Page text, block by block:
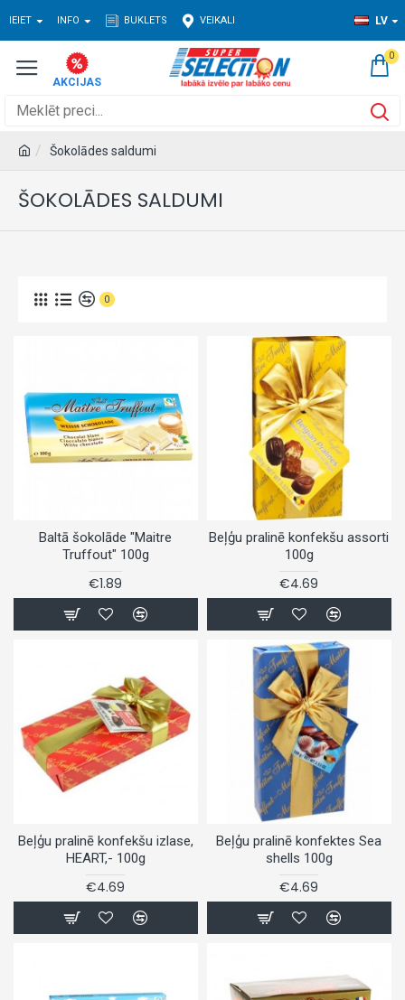
IEIET INFO BUKLETS VEIKALI LV
0
Šokolādes saldumi
ŠOKOLĀDES SALDUMI
0
Baltā šokolāde "Maitre
Truffout" 100g
€1.89
Beļģu pralinē konfekšu assorti
100g
€4.69
Beļģu pralinē konfekšu izlase,
HEART,- 100g
€4.69
Beļģu pralinē konfektes Sea
shells 100g
€4.69